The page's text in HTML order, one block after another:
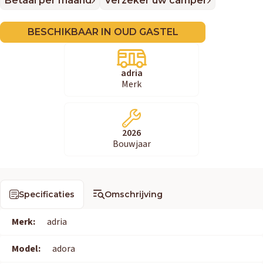
BESCHIKBAAR IN OUD GASTEL
adria
Merk
2026
Bouwjaar
Specificaties Omschrijving
Merk: adria
Model: adora